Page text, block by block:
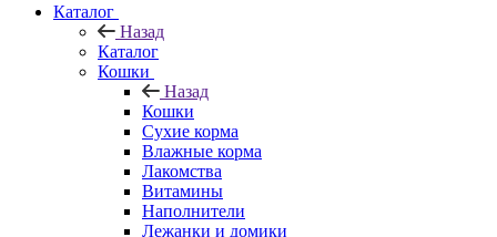
Каталог
Назад
Каталог
Кошки
Назад
Кошки
Сухие корма
Влажные корма
Лакомства
Витамины
Наполнители
Лежанки и домики